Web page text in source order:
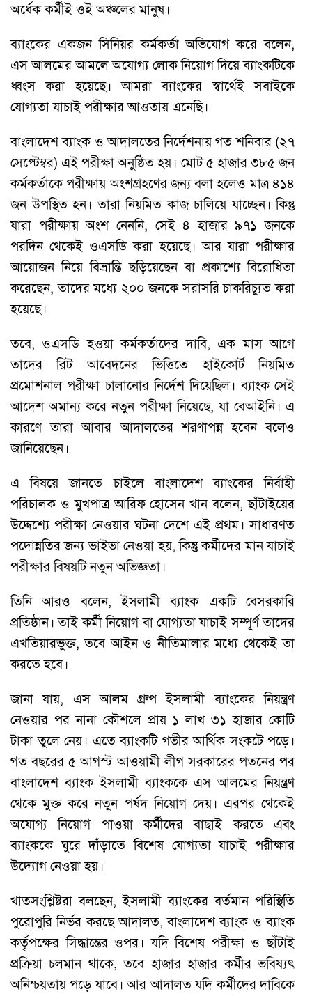
অর্ধেক কর্মীই ওই অঞ্চলের মানুষ।
ব্যাংকের একজন সিনিয়র কর্মকর্তা অভিযোগ করে বলেন,
এস আলমের আমলে অযোগ্য লোক নিয়োগ দিয়ে ব্যাংকটিকে
ধ্বংস করা হয়েছে। আমরা ব্যাংকের স্বার্থেই সবাইকে
যোগ্যতা যাচাই পরীক্ষার আওতায় এনেছি।
বাংলাদেশ ব্যাংক ও আদালতের নির্দেশনায় গত শনিবার (২৭
সেপ্টেম্বর) এই পরীক্ষা অনুষ্ঠিত হয়। মোট ৫ হাজার ৩৮৫ জন
কর্মকর্তাকে পরীক্ষায় অংশগ্রহণের জন্য বলা হলেও মাত্র ৪১৪
জন উপস্থিত হন। তারা নিয়মিত কাজ চালিয়ে যাচ্ছেন। কিন্তু
যারা পরীক্ষায় অংশ নেননি, সেই ৪ হাজার ৯৭১ জনকে
পরদিন থেকেই ওএসডি করা হয়েছে। আর যারা পরীক্ষার
আয়োজন নিয়ে বিভ্রান্তি ছড়িয়েছেন বা প্রকাশ্যে বিরোধিতা
করেছেন, তাদের মধ্যে ২০০ জনকে সরাসরি চাকরিচ্যুত করা
হয়েছে।
তবে, ওএসডি হওয়া কর্মকর্তাদের দাবি, এক মাস আগে
তাদের রিট আবেদনের ভিত্তিতে হাইকোর্ট নিয়মিত
প্রমোশনাল পরীক্ষা চালানোর নির্দেশ দিয়েছিল। ব্যাংক সেই
আদেশ অমান্য করে নতুন পরীক্ষা নিয়েছে, যা বেআইনি। এ
কারণে তারা আবার আদালতের শরণাপন্ন হবেন বলেও
জানিয়েছেন।
এ বিষয়ে জানতে চাইলে বাংলাদেশ ব্যাংকের নির্বাহী
পরিচালক ও মুখপাত্র আরিফ হোসেন খান বলেন, ছাঁটাইয়ের
উদ্দেশ্যে পরীক্ষা নেওয়ার ঘটনা দেশে এই প্রথম। সাধারণত
পদোন্নতির জন্য ভাইভা নেওয়া হয়, কিন্তু কর্মীদের মান যাচাই
পরীক্ষার বিষয়টি নতুন অভিজ্ঞতা।
তিনি আরও বলেন, ইসলামী ব্যাংক একটি বেসরকারি
প্রতিষ্ঠান। তাই কর্মী নিয়োগ বা যোগ্যতা যাচাই সম্পূর্ণ তাদের
এখতিয়ারভুক্ত, তবে আইন ও নীতিমালার মধ্যে থেকেই তা
করতে হবে।
জানা যায়, এস আলম গ্রুপ ইসলামী ব্যাংকের নিয়ন্ত্রণ
নেওয়ার পর নানা কৌশলে প্রায় ১ লাখ ৩১ হাজার কোটি
টাকা তুলে নেয়। এতে ব্যাংকটি গভীর আর্থিক সংকটে পড়ে।
গত বছরের ৫ আগস্ট আওয়ামী লীগ সরকারের পতনের পর
বাংলাদেশ ব্যাংক ইসলামী ব্যাংককে এস আলমের নিয়ন্ত্রণ
থেকে মুক্ত করে নতুন পর্ষদ নিয়োগ দেয়। এরপর থেকেই
অযোগ্য নিয়োগ পাওয়া কর্মীদের বাছাই করতে এবং
ব্যাংককে ঘুরে দাঁড়াতে বিশেষ যোগ্যতা যাচাই পরীক্ষার
উদ্যোগ নেওয়া হয়।
খাতসংশ্লিষ্টরা বলছেন, ইসলামী ব্যাংকের বর্তমান পরিস্থিতি
পুরোপুরি নির্ভর করছে আদালত, বাংলাদেশ ব্যাংক ও ব্যাংক
কর্তৃপক্ষের সিদ্ধান্তের ওপর। যদি বিশেষ পরীক্ষা ও ছাঁটাই
প্রক্রিয়া চলমান থাকে, তবে হাজার হাজার কর্মীর ভবিষ্যৎ
অনিশ্চয়তায় পড়ে যাবে। আর আদালত যদি কর্মীদের দাবিকে